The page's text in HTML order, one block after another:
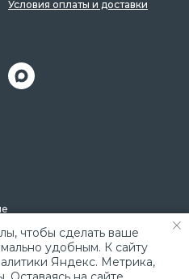
чтoбы cдeлaть вaшe
удoбным. К caйту
Яндeкc. Мeтpикa,
Условия оплаты и доставки